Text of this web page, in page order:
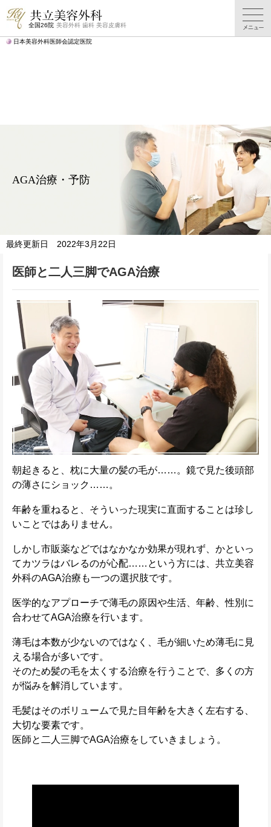
全国26院 美容外科 歯科 美容皮膚科
日本美容外科医師会認定医院
AGA治療・予防
TOP
AGA
治療一覧
AGA治療・予防
最終更新日 2022年3月22日
医師と二人三脚でAGA治療
朝起きると、枕に大量の髪の毛が……。鏡で見た後頭部
の薄さにショック……。
年齢を重ねると、そういった現実に直面することは珍し
いことではありません。
しかし市販薬などではなかなか効果が現れず、かといっ
てカツラはバレるのが心配……という方には、共立美容
外科のAGA治療も一つの選択肢です。
医学的なアプローチで薄毛の原因や生活、年齢、性別に
合わせてAGA治療を行います。
薄毛は本数が少ないのではなく、毛が細いため薄毛に見
える場合が多いです。
そのため髪の毛を太くする治療を行うことで、多くの方
が悩みを解消しています。
毛髪はそのボリュームで見た目年齢を大きく左右する、
大切な要素です。
医師と二人三脚でAGA治療をしていきましょう。